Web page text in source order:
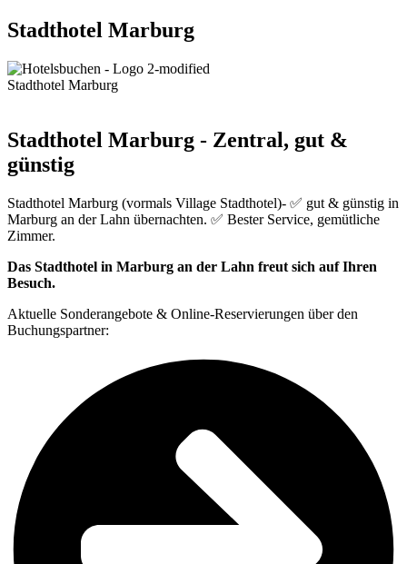
Stadthotel Marburg
Stadthotel Marburg
Stadthotel Marburg - Zentral, gut &
günstig
Stadthotel Marburg (vormals Village Stadthotel)- ✅ gut & günstig in
Marburg an der Lahn übernachten. ✅ Bester Service, gemütliche
Zimmer.
Das Stadthotel in Marburg an der Lahn freut sich auf Ihren
Besuch.
Aktuelle Sonderangebote & Online-Reservierungen über den
Buchungspartner: